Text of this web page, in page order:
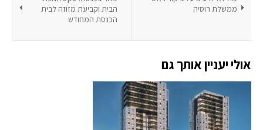
הבית וקביעת מזוזה לבית
הכנסת המחודש
ממשלת רוסיה
אולי יעניין אותך גם